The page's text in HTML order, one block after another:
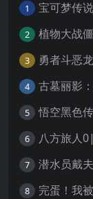
1 宝可梦传
2
3
4
5 悟空黑色
6 八方旅人
7 潜水员戴
8 完蛋！我